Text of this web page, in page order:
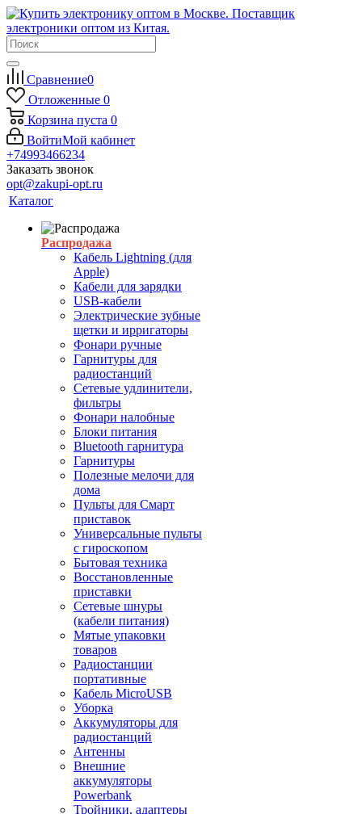
Сравнение0
Отложенные 0
Корзина пуста 0
ВойтиМой кабинет
+74993466234
Заказать звонок
opt@zakupi-opt.ru
Каталог
Распродажа
Кабель Lightning (для
Apple)
Кабели для зарядки
USB-кабели
Электрические зубные
щетки и ирригаторы
Фонари ручные
Гарнитуры для
радиостанций
Сетевые удлинители,
фильтры
Фонари налобные
Блоки питания
Bluetooth гарнитура
Гарнитуры
Полезные мелочи для
дома
Пульты для Смарт
приставок
Универсальные пульты
с гироскопом
Бытовая техника
Восстановленные
приставки
Сетевые шнуры
(кабели питания)
Мятые упаковки
товаров
Радиостанции
портативные
Кабель MicroUSB
Уборка
Аккумуляторы для
радиостанций
Антенны
Внешние
аккумуляторы
Powerbank
Тройники, адаптеры